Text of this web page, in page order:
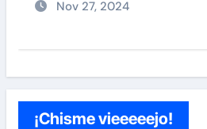
¡Chisme vieeeeejo!